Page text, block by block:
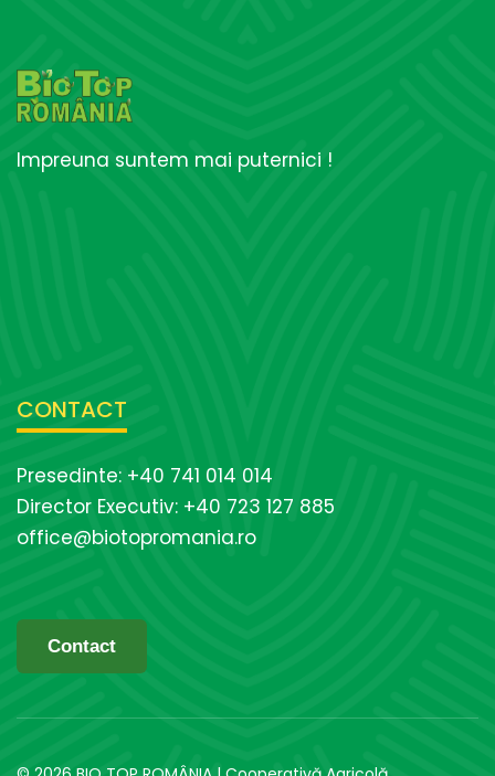
Impreuna suntem mai puternici !
CONTACT
Presedinte: +40 741 014 014
Director Executiv: +40 723 127 885
office@biotopromania.ro
Contact